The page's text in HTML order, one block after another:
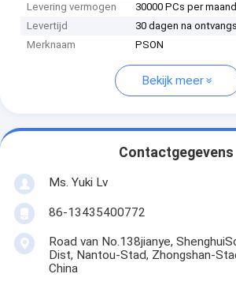
Levering vermogen
30000 PCs per maand
Levertijd
30 dagen na
Merknaam
PSON
Bekijk meer
Contactgegevens
Ms. Yuki Lv
86-13435400772
Road van No.138jianye,
Dist, Nantou-Stad, Zhongshan-
China